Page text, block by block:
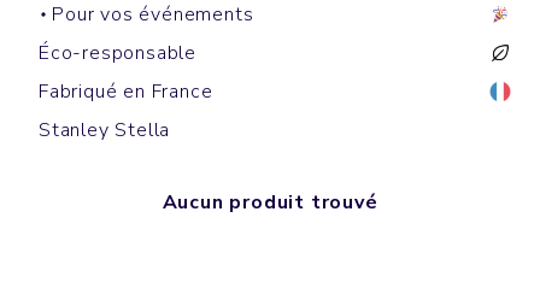
Pour vos événements
Éco-responsable
Fabriqué en France
Stanley Stella
Aucun produit trouvé